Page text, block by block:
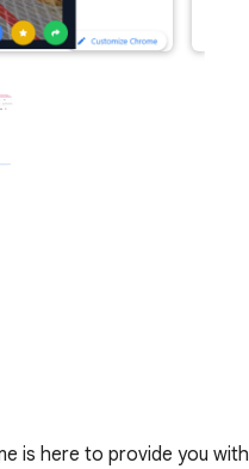
is here to provide you